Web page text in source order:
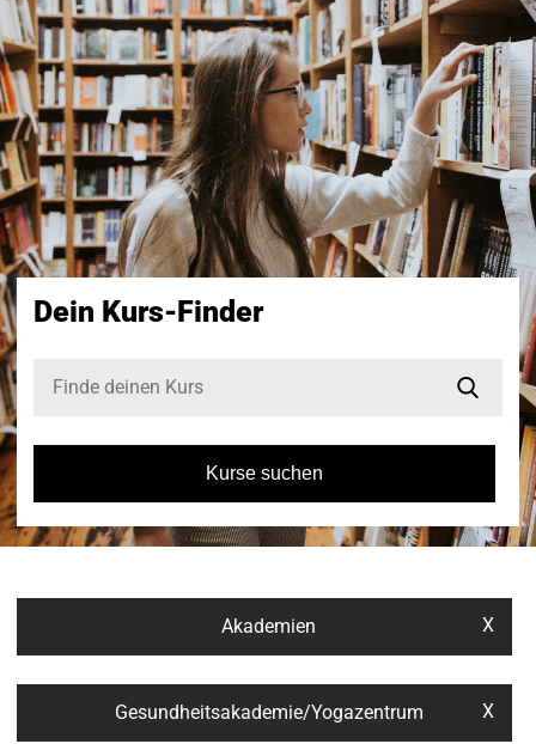
Dein Kurs-Finder
Kurse suchen
Akademien X
Gesundheitsakademie/Yogazentrum X